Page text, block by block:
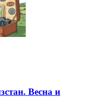
Весна и